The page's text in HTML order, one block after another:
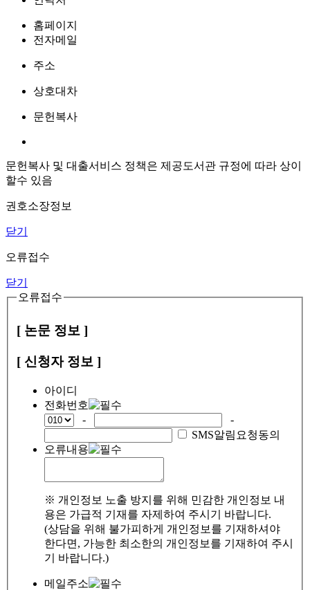
홈페이지
전자메일
주소
상호대차
문헌복사
문헌복사 및 대출서비스 정책은 제공도서관 규정에 따라 상이
할수 있음
권호소장정보
닫기
오류접수
닫기
오류접수
[ 논문 정보 ]
[ 신청자 정보 ]
아이디
전화번호
-
-
SMS알림요청동의
오류내용
※ 개인정보 노출 방지를 위해 민감한 개인정보 내
용은 가급적 기재를 자제하여 주시기 바랍니다.
(상담을 위해 불가피하게 개인정보를 기재하셔야
한다면, 가능한 최소한의 개인정보를 기재하여 주시
기 바랍니다.)
메일주소